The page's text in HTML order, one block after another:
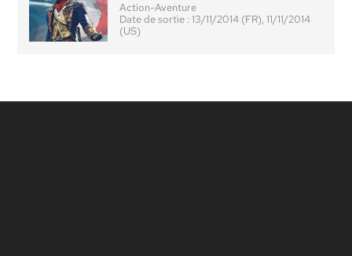
Action-Aventure
Date de sortie : 13/11/2014 (FR), 11/11/2014
(US)